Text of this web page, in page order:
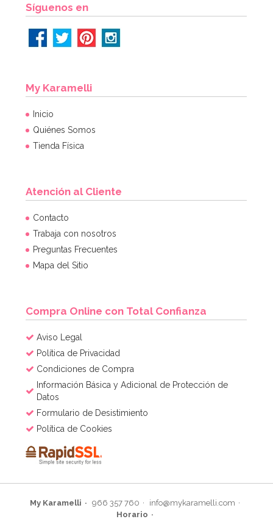
Set de 4 Moldes de silicona Huevo
AÑADIR
Síguenos en
My Karamelli
Inicio
Quiénes Somos
Tienda Física
Atención al Cliente
Contacto
Trabaja con nosotros
Preguntas Frecuentes
Mapa del Sitio
Compra Online con Total Confianza
Aviso Legal
Política de Privacidad
Condiciones de Compra
Información Básica y Adicional de Protección de
Datos
Formulario de Desistimiento
Política de Cookies
My Karamelli 966 357 760
info@mykaramelli.com
Horario